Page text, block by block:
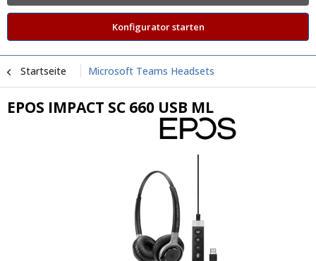
Konfigurator starten
Startseite Microsoft Teams Headsets
EPOS IMPACT SC 660 USB ML